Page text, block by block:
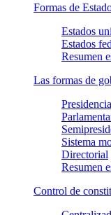
Formas de
Estados
Estados
Resumen
Las formas de
Sistema
Directorial
Resumen
Control de